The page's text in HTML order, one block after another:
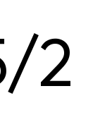
2